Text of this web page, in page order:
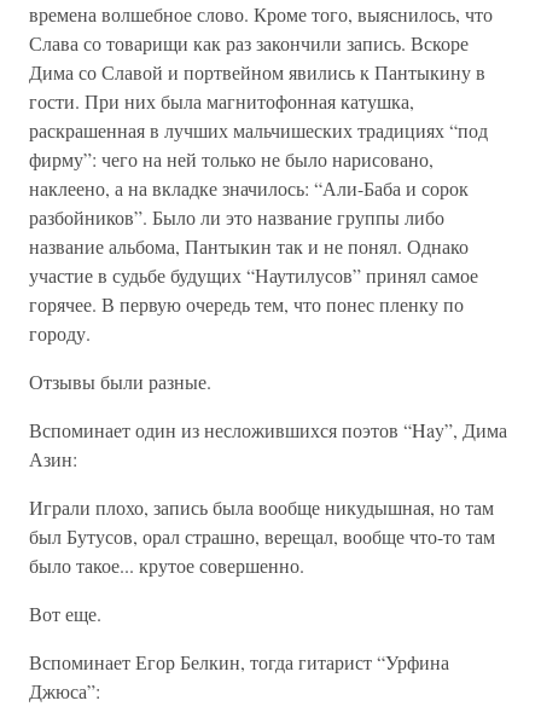
времена волшебное слово. Кроме того, выяснилось, что
Слава со товарищи как раз закончили запись. Вскоре
Дима со Славой и портвейном явились к Пантыкину в
гости. При них была магнитофонная катушка,
раскрашенная в лучших мальчишеских традициях “под
фирму”: чего на ней только не было нарисовано,
наклеено, а на вкладке значилось: “Али-Баба и сорок
разбойников”. Было ли это название группы либо
название альбома, Пантыкин так и не понял. Однако
участие в судьбе будущих “Наутилусов” принял самое
горячее. В первую очередь тем, что понес пленку по
городу.
Отзывы были разные.
Вспоминает один из несложившихся поэтов “Hay”, Дима
Азин:
Играли плохо, запись была вообще никудышная, но там
был Бутусов, орал страшно, верещал, вообще что-то там
было такое... крутое совершенно.
Вот еще.
Вспоминает Егор Белкин, тогда гитарист “Урфина
Джюса”: